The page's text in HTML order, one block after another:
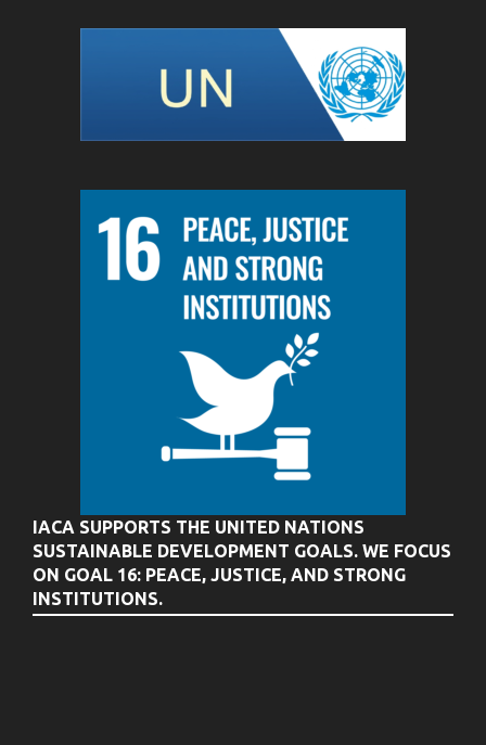
IACA SUPPORTS THE UNITED NATIONS
SUSTAINABLE DEVELOPMENT GOALS. WE FOCUS
ON GOAL 16: PEACE, JUSTICE, AND STRONG
INSTITUTIONS.